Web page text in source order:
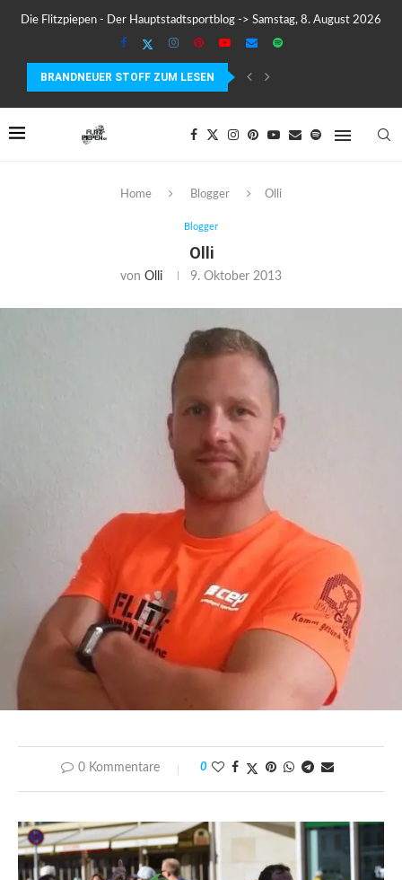
Die Flitzpiepen - Der Hauptstadtsportblog -> Samstag, 8. August 2026
BRANDNEUER STOFF ZUM LESEN
COROS PACE 4 IM TEST – LEICHT, SCHNELL...
Home Blogger Olli
Blogger
Olli
von Olli 9. Oktober 2013
0 Kommentare 0